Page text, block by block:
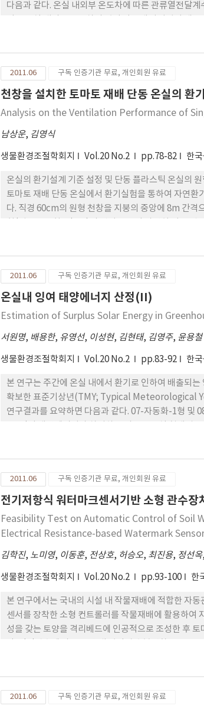
다음과 같다. 온실 내외부 온도차에 따른 관류열전달
을 나타내는 온실 내외부 온도차 범위에서의 관류열
이나 커튼을 설치한 온실과 같이 보온성을 높인 온실
었다. 관류열전달계수의 기존 연구결과들을 분석한 결
에서 실제로 사용되고 있는 주요 피복재별로 구체적인
2011.06 구독 인증기관 무료, 개인회원 유료
천창을 설치한 토마토 재배 단동 온실의 환
Analysis on the Ventilation Performance of
남상운, 김영식
생물환경조절학회지 Vol.20 No.2 pp.78-82 한
온실의 환기설계 기준 설정 및 단동 플라스틱 온실의
토마토 재배 단동 온실에서 환기실험을 통하여 자연
다. 직경 60cm의 원형 천창을 지붕의 중앙에 8m 간격
경우에는 봄이나 가을철에 필요한 환기량을 충족할
균 0.4m·s-1에 불과하고 풍력에 의한 환기효과를 기
과 중력환기가 우세함을 확인 할 수 있었다. 본 환기실
서 토마토 재배 단동 플라스틱 온실의 환기설계에서
2011.06 구독 인증기관 무료, 개인회원 유료
온실내 잉여 태양에너지 산정(II)
Estimation of Surplus Solar Energy in
서원명, 배용한, 유영선, 이성현, 김현태, 김영주, 윤용철
생물환경조절학회지 Vol.20 No.2 pp.83-92 한
본 연구는 주간에 온실 내에서 환기로 인하여 배출되
확보한 표준기상년(TMY; Typical Meteorological
연구결과를 요약하면 다음과 같다. 07-자동화-1형 및
를 온실 형태별로 각각 약 54.0~225.0% 및
이다. 그리고 온실형태에 관계없이 대관령 및 수원지
음을 알 수 있었다.
2011.06 구독 인증기관 무료, 개인회원 유료
전기저항식 워터마크센서기반 소형 관수
Feasibility Test on Automatic Control of Soil
Electrical Resistance-based Watermark
김학진, 노미영, 이동훈, 전상호, 허승오, 최진용, 정선옥,
생물환경조절학회지 Vol.20 No.2 pp.93-100 한
본 연구에서는 국내의 시설 내 작물재배에 적합한 자
센서를 장착한 소형 컨트롤러를 작물재배에 활용하여
성을 갖는 토양을 격리베드에 인공적으로 조성한 후
제어성능은 (-)20kPa 수준부근에서 유지되지 않고
형태가 다공컵식 수분장력계에 비해 수분값에 연속적
2011.06 구독 인증기관 무료, 개인회원 유료